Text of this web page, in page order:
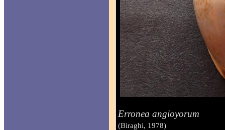
Erronea angioyorum
(Biraghi, 1978)